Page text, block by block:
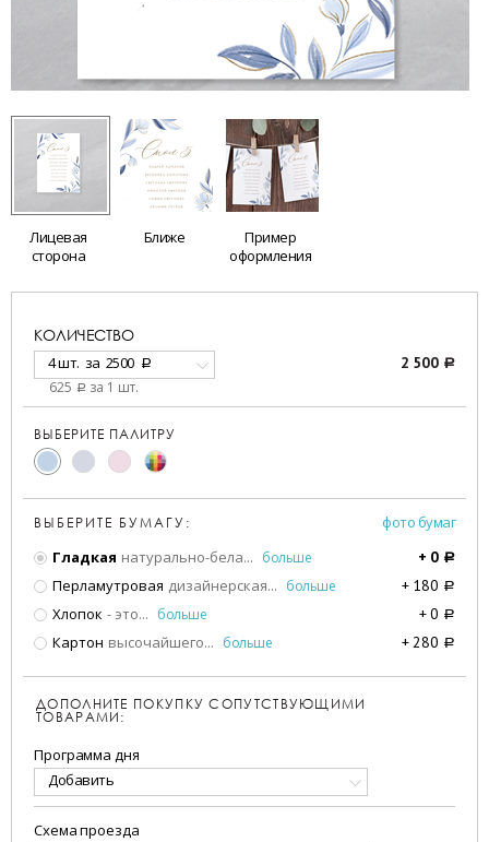
Лицевая
сторона
Ближе
Пример
оформления
КОЛИЧЕСТВО
4 шт. за 2500 a
625 a за 1 шт.
2 500 a
ВЫБЕРИТЕ ПАЛИТРУ
ВЫБЕРИТЕ БУМАГУ:
фото бумаг
Гладкая натурально-бела... больше + 0 a
Перламутровая дизайнерская... больше + 180 a
Хлопок - это... больше + 0 a
Картон высочайшего... больше + 280 a
ДОПОЛНИТЕ ПОКУПКУ СОПУТСТВУЮЩИМИ
ТОВАРАМИ:
Программа дня
Добавить
Схема проезда